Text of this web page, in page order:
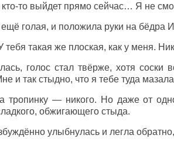
то выйдет прямо сейчас… Я не
голая, и положила руки на бёдра
такая же плоская, как у меня.
голос стал твёрже, хотя соски
и так стыдно, что я тебе туда
тропинку — никого. Но даже от
обжигающего стыда.
улыбнулась и легла